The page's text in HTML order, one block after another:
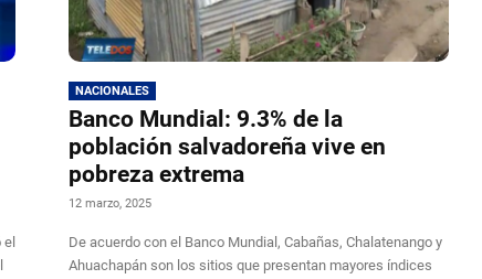
NACIONALES
Banco Mundial: 9.3% de la
población salvadoreña vive en
pobreza extrema
12 marzo, 2025
De acuerdo con el Banco Mundial, Cabañas, Chalatenango y
Ahuachapán son los sitios que presentan mayores índices